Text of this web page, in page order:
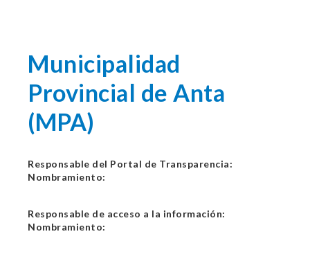
Municipalidad
Provincial de Anta
(MPA)
Responsable del Portal de Transparencia:
Nombramiento:
Responsable de acceso a la información:
Nombramiento: